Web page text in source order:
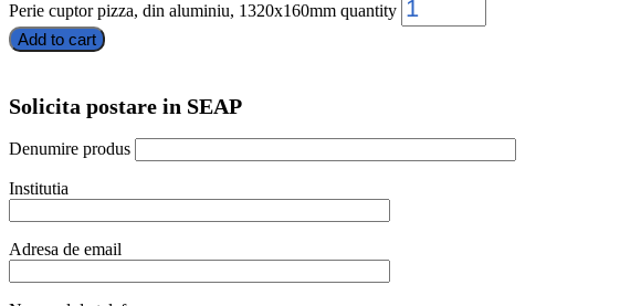
Perie cuptor pizza, din aluminiu, 1320x160mm quantity
Add to cart
Solicita postare in SEAP
Denumire produs
Institutia
Adresa de email